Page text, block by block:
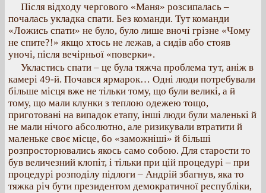
Після відходу чергового «Маня» розсипалась –
почалась укладка спати. Без команди. Тут команди
«Ложись спати» не було, було лише вночі грізне «Чому
не спите?!» якщо хтось не лежав, а сидів або стояв
уночі, після вечірньої «поверки».
Укластись спати – це була тяжча проблема тут, аніж в
камері 49-й. Почався ярмарок… Одні люди потребували
більше місця вже не тільки тому, що були великі, а й
тому, що мали клунки з теплою одежею тощо,
приготовані на випадок етапу, інші люди були маленькі й
не мали нічого абсолютно, але ризикували втратити й
маленьке своє місце, бо «заможніші» й більші
розпросторювались якось само собою. Для старости то
був величезний клопіт, і тільки при цій процедурі – при
процедурі розподілу підлоги – Андрій збагнув, яка то
тяжка річ бути президентом демократичної республіки,